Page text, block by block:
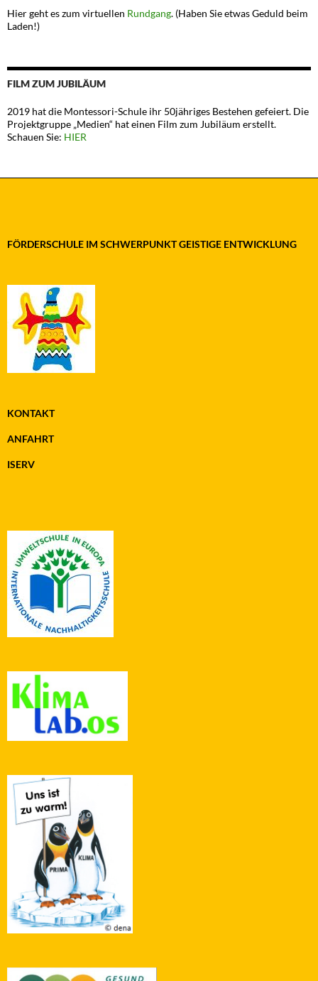
Hier geht es zum virtuellen Rundgang. (Haben Sie etwas Geduld beim
Laden!)
FILM ZUM JUBILÄUM
2019 hat die Montessori-Schule ihr 50jähriges Bestehen gefeiert. Die
Projektgruppe „Medien“ hat einen Film zum Jubiläum erstellt.
Schauen Sie: HIER
FÖRDERSCHULE IM SCHWERPUNKT GEISTIGE ENTWICKLUNG
KONTAKT
ANFAHRT
ISERV